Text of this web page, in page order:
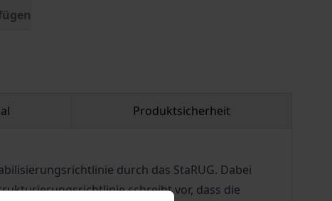
Produktsicherheit
durch das StaRUG. Dabei
schreibt vor, dass die